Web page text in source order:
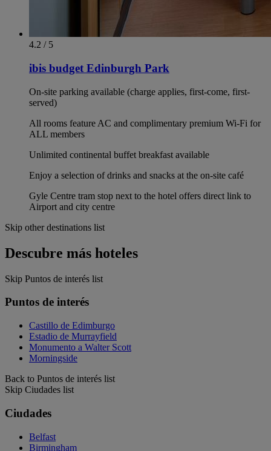
4.2 / 5
ibis budget Edinburgh Park
On-site parking available (charge applies, first-come, first-
served)
All rooms feature AC and complimentary premium Wi-Fi for
ALL members
Unlimited continental buffet breakfast available
Enjoy a selection of drinks and snacks at the on-site café
Gyle Centre tram stop next to the hotel offers direct link to
Airport and city centre
Skip other destinations list
Descubre más hoteles
Skip Puntos de interés list
Puntos de interés
Castillo de Edimburgo
Estadio de Murrayfield
Monumento a Walter Scott
Morningside
Back to Puntos de interés list
Skip Ciudades list
Ciudades
Belfast
Birmingham